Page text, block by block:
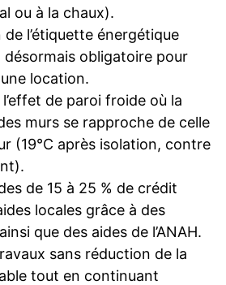
ou à la chaux).
de l’étiquette énergétique
désormais obligatoire pour
location.
de paroi froide où la
murs se rapproche de celle
(19°C après isolation, contre
de 15 à 25 % de crédit
locales grâce à des
que des aides de l’ANAH.
sans réduction de la
tout en continuant